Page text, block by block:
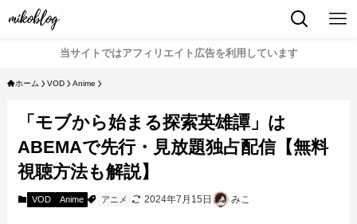
当サイトではアフィリエイト広告を利用しています
ホーム VOD Anime
「モブから始まる探索英雄譚」は
ABEMAで先行・見放題独占配信【無料
視聴方法も解説】
VOD Anime アニメ 2024年7月15日 みこ